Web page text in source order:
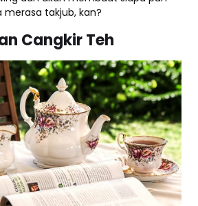
takjub, kan?
Cangkir Teh